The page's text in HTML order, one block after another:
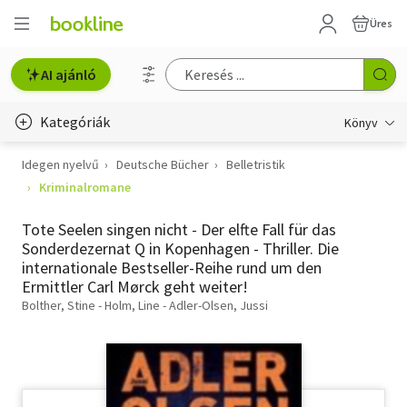
Üres
AI ajánló
Kategóriák Könyv
Életmód, egészség
Gyermek- és ifjúsági
Hobbi, szabadidő
Idegen nyelvű Deutsche Bücher
Belletristik
Kriminalromane
Tote Seelen singen nicht - Der elfte Fall für das
Sonderdezernat Q in Kopenhagen - Thriller. Die
internationale Bestseller-Reihe rund um den
Ermittler Carl Mørck geht weiter!
Bolther, Stine - Holm, Line - Adler-Olsen, Jussi